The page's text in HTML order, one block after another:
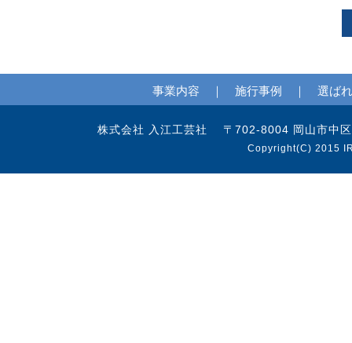
事業内容 ｜ 施行事例 ｜ 選ば
株式会社 入江工芸社 〒702-8004 岡山市
Copyright(C) 2015